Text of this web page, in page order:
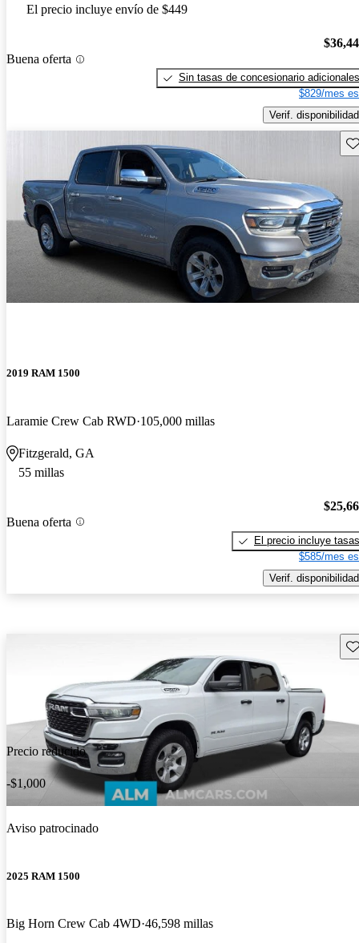
El precio incluye envío de $449
Buena oferta
Sin tasas de concesionario adicionales
$829/mes
Verif. disponibilidad
2019 RAM 1500
Laramie Crew Cab RWD 105,000 millas
Fitzgerald, GA
55 millas
Buena oferta
El precio incluye tasas
$585/mes
Verif. disponibilidad
Precio reducido
-$1,000
Aviso patrocinado
2025 RAM 1500
Big Horn Crew Cab 4WD 46,598 millas